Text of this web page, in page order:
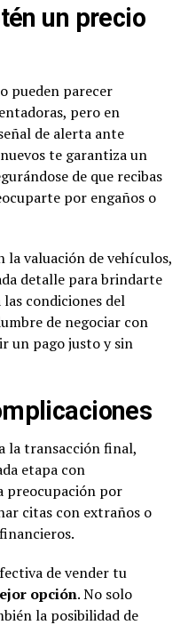
un precio
pueden parecer
pero en
de alerta ante
te garantiza un
de que recibas
por engaños o
la valuación de vehículos,
detalle para brindarte
condiciones del
de negociar con
un pago justo y sin
la transacción final,
etapa con
preocupación por
citas con extraños o
de vender tu
opción. No solo
la posibilidad de